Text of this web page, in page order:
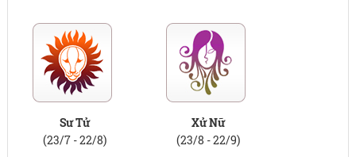
Sư Tử
(23/7 - 22/8)
Xử Nữ
(23/8 - 22/9)